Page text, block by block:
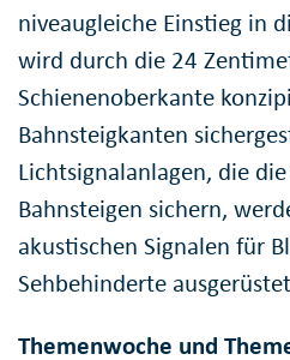
niveaugleiche Einstieg in
wird durch die 24
Schienenoberkante
Bahnsteigkanten
Lichtsignalanlagen, die
Bahnsteigen sichern,
akustischen Signalen für
Sehbehinderte
Themenwoche und